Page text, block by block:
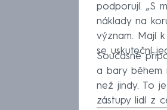
podporují. „S
náklady na
význam. Mají
se uskuteční
Současně
a bary během
než jindy. To
zástupy lidí z